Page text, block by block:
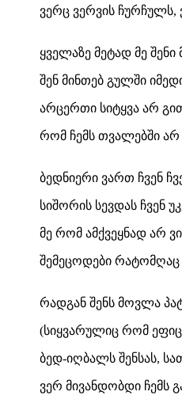
ვერც ვერვის ჩურჩულს,
ყველაზე მეტად მე შენი
შენ მინთებ გულში
არცერთი სიტყვა არ
რომ ჩემს თვალებში არ
ბედნიერი ვართ ჩვენ
სიშორის სევდას ჩვენ
მე რომ ამქვეყნად არ
შემეცოდები
რადგან შენს მოვლა
(სიყვარულიც რომ
ბედ-იღბალს შენსას,
ვერ მივანდობდი ჩემს